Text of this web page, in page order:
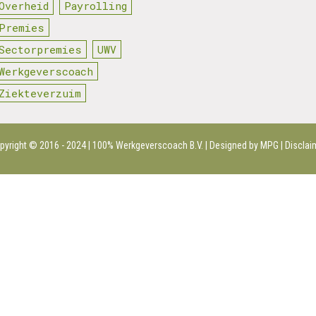
Payrolling
UWV
© 2016 - 2024 | 100% Werkgeverscoach B.V. | Designed by MPG |